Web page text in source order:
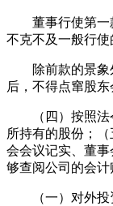
董事行使第一
不克不及一般行使
除前款的景象
后，不得点窜股
（四）按照法
所持有的股份；
会会议记实、董
够查阅公司的会计
（一）对外投